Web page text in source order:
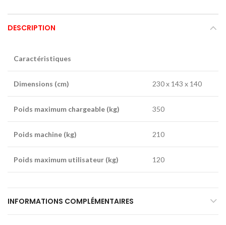
DESCRIPTION
Caractéristiques
Dimensions (cm) 230 x 143 x 140
Poids maximum chargeable (kg) 350
Poids machine (kg) 210
Poids maximum utilisateur (kg) 120
INFORMATIONS COMPLÉMENTAIRES